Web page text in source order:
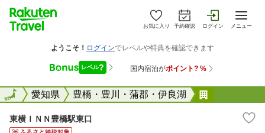
お気に入り 予約確認 ログイン メニュー
全国愛知県 豊橋・豊川・蒲郡・伊良湖
全国
東横ＩＮＮ豊橋駅東口